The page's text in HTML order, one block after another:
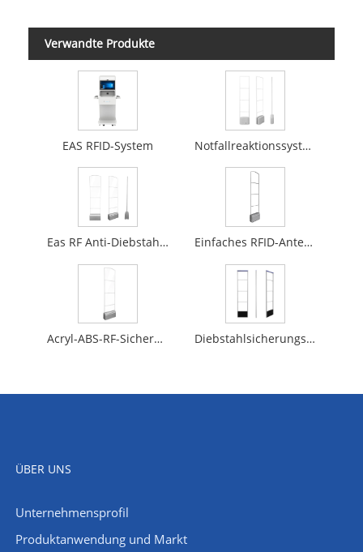
Verwandte Produkte
EAS RFID-System Notfallreaktionssystem
Eas RF Anti-Diebstahl-Antenne Einfaches RFID-Antennendesign
Acryl-ABS-RF-Sicherheitssystem Diebstahlsicherungssystem EAS RF aus Aluminium
ÜBER UNS
Unternehmensprofil
​Produktanwendung und Markt